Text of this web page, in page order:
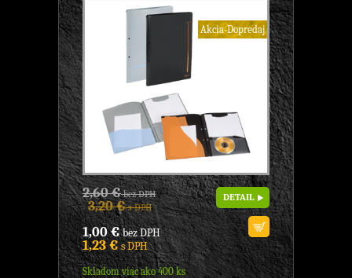
Akcia-Dopredaj
2,60 €bez DPH
3,20 €s DPH
1,00 €bez DPH
1,23 €s DPH
Skladom viac ako 400 ks
DETAIL